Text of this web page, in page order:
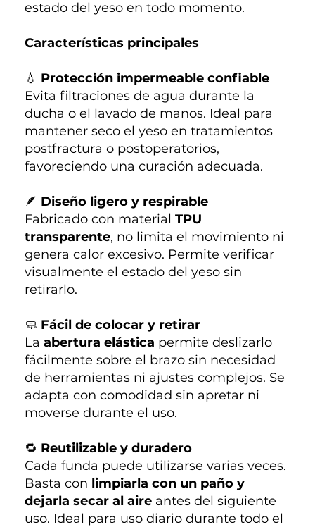
estado del yeso en todo momento.
Características principales
💧 Protección impermeable confiable
Evita filtraciones de agua durante la
ducha o el lavado de manos. Ideal para
mantener seco el yeso en tratamientos
postfractura o postoperatorios,
favoreciendo una curación adecuada.
🪶 Diseño ligero y respirable
Fabricado con material TPU
transparente, no limita el movimiento ni
genera calor excesivo. Permite verificar
visualmente el estado del yeso sin
retirarlo.
🧼 Fácil de colocar y retirar
La abertura elástica permite deslizarlo
fácilmente sobre el brazo sin necesidad
de herramientas ni ajustes complejos. Se
adapta con comodidad sin apretar ni
moverse durante el uso.
🔁 Reutilizable y duradero
Cada funda puede utilizarse varias veces.
Basta con limpiarla con un paño y
dejarla secar al aireantes del siguiente
uso. Ideal para uso diario durante todo el